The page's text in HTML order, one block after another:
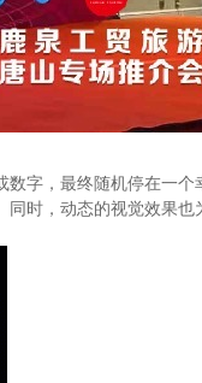
数字，最终随机停在一个
时，动态的视觉效果也